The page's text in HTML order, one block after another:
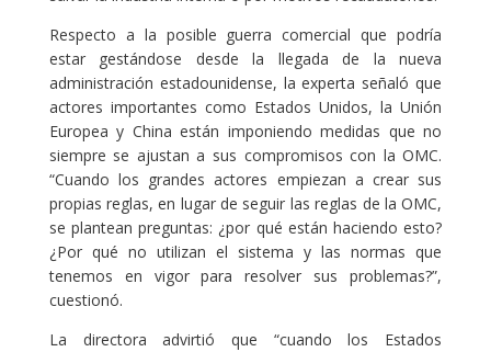
Respecto a la posible guerra comercial que podría
estar gestándose desde la llegada de la nueva
administración estadounidense, la experta señaló que
actores importantes como Estados Unidos, la Unión
Europea y China están imponiendo medidas que no
siempre se ajustan a sus compromisos con la OMC.
“Cuando los grandes actores empiezan a crear sus
propias reglas, en lugar de seguir las reglas de la OMC,
se plantean preguntas: ¿por qué están haciendo esto?
¿Por qué no utilizan el sistema y las normas que
tenemos en vigor para resolver sus problemas?”,
cuestionó.
La directora advirtió que “cuando los Estados